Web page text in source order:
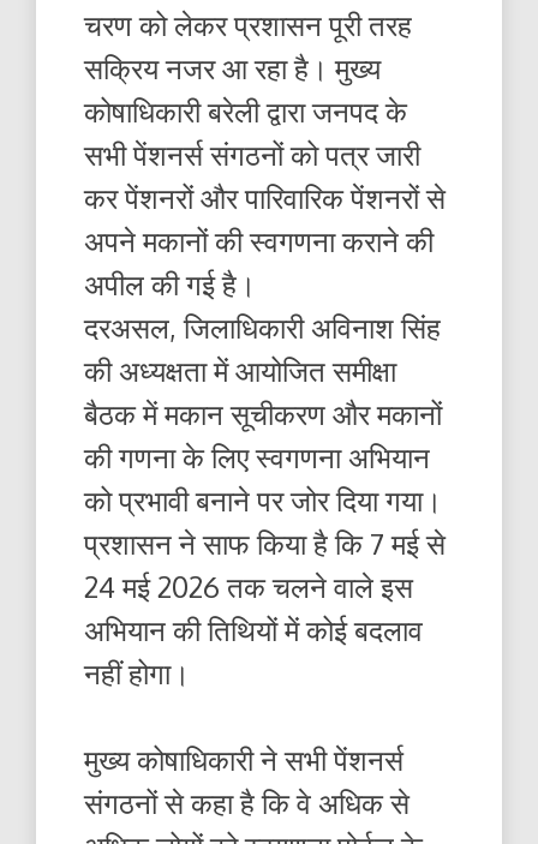
चरण को लेकर प्रशासन पूरी तरह
सक्रिय नजर आ रहा है। मुख्य
कोषाधिकारी बरेली द्वारा जनपद के
सभी पेंशनर्स संगठनों को पत्र जारी
कर पेंशनरों और पारिवारिक पेंशनरों से
अपने मकानों की स्वगणना कराने की
अपील की गई है।
दरअसल, जिलाधिकारी अविनाश सिंह
की अध्यक्षता में आयोजित समीक्षा
बैठक में मकान सूचीकरण और मकानों
की गणना के लिए स्वगणना अभियान
को प्रभावी बनाने पर जोर दिया गया।
प्रशासन ने साफ किया है कि 7 मई से
24 मई 2026 तक चलने वाले इस
अभियान की तिथियों में कोई बदलाव
नहीं होगा।
मुख्य कोषाधिकारी ने सभी पेंशनर्स
संगठनों से कहा है कि वे अधिक से